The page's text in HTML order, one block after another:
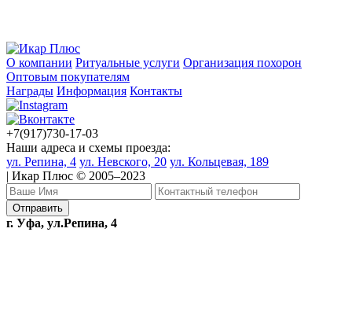
О компании Ритуальные услуги Организация похорон
Оптовым покупателям
Награды Информация Контакты
+7(917)730-17-03
Наши адреса и схемы проезда:
ул. Репина, 4 ул. Невского, 20 ул. Кольцевая, 189
| Икар Плюс © 2005–2023
г. Уфа, ул.Репина, 4